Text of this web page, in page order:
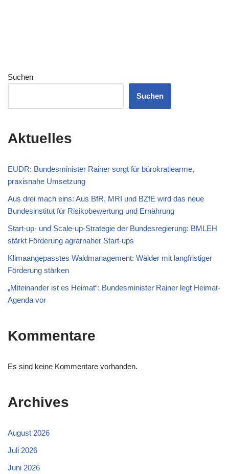
Suchen
Suchen
Aktuelles
EUDR: Bundesminister Rainer sorgt für bürokratiearme,
praxisnahe Umsetzung
Aus drei mach eins: Aus BfR, MRI und BZfE wird das neue
Bundesinstitut für Risikobewertung und Ernährung
Start-up- und Scale-up-Strategie der Bundesregierung: BMLEH
stärkt Förderung agrarnaher Start-ups
Klimaangepasstes Waldmanagement: Wälder mit langfristiger
Förderung stärken
„Miteinander ist es Heimat“: Bundesminister Rainer legt Heimat-
Agenda vor
Kommentare
Es sind keine Kommentare vorhanden.
Archives
August 2026
Juli 2026
Juni 2026